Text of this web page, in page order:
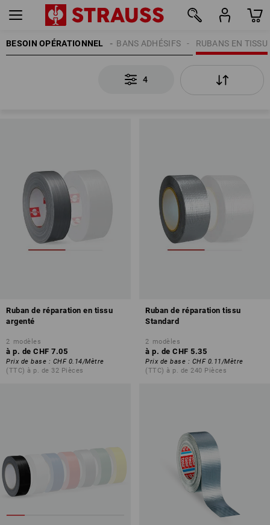
BESOIN OPÉRATIONNEL RUBANS EN TISSU
RUBANS ADHÉSIFS
4
Ruban de réparation en tissu
argenté
2 modèles
à p. de CHF 7.05
Prix de base : CHF 0.14/Mètre
(TTC) à p. de 32 Pièces
Ruban de réparation tissu
Standard
2 modèles
à p. de CHF 5.35
Prix de base : CHF 0.11/Mètre
(TTC) à p. de 240 Pièces